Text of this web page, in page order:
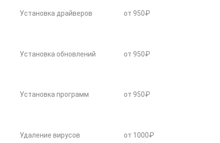
Установка драйверов от 950₽
Установка обновлений от 950₽
Установка программ от 950₽
Удаление вирусов от 1000₽